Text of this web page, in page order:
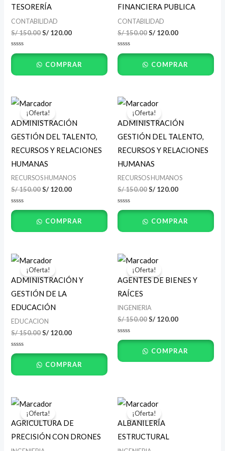
TESORERÍA
CONTABILIDAD
S/150.00
S/ 150.00.
S/ 120.00
Valorado
con
de
5
COMPRAR
FINANCIERA PUBLICA
CONTABILIDAD
S/150.00
S/ 150.00.
S/ 120.00
S/ 120.00.
Valorado
con
de
5
COMPRAR
¡Oferta!
ADMINISTRACIÓN
GESTIÓN DEL TALENTO,
RECURSOS Y RELACIONES
HUMANAS
RECURSOS HUMANOS
S/150.00
El
precio
original
era:
S/ 150.00.
S/ 120.00
es:
S/ 120.00.
Valorado
con
de
5
COMPRAR
¡Oferta!
ADMINISTRACIÓN
GESTIÓN DEL TALENTO,
RECURSOS Y RELACIONES
HUMANAS
RECURSOS HUMANOS
S/150.00
El
precio
original
era:
S/ 150.00.
S/ 120.00
es:
S/ 120.00.
Valorado
con
de
5
COMPRAR
¡Oferta!
ADMINISTRACIÓN Y
GESTIÓN DE LA
EDUCACIÓN
EDUCACION
S/150.00
El
precio
original
era:
S/ 150.00.
S/ 120.00
es:
Valorado
con
de
5
COMPRAR
¡Oferta!
AGENTES DE BIENES Y
RAÍCES
INGENIERIA
S/150.00
El
precio
original
era:
S/ 120.00
es:
Valorado
con
de
5
COMPRAR
¡Oferta!
AGRICULTURA DE
PRECISIÓN CON DRONES
El
precio
original
era:
S/ 150.00.
es:
S/ 120.00.
¡Oferta!
ALBAÑILERÍA
ESTRUCTURAL
El
precio
original
era:
S/ 150.00.